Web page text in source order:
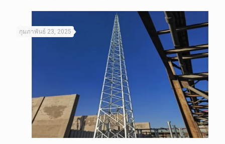
กุมภาพันธ์ 23, 2025